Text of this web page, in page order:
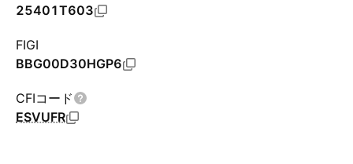
25401T603
FIGI
BBG00D30HGP6
CFIコード
ESVUFR